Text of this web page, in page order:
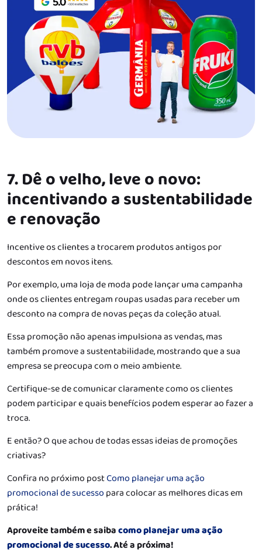
7. Dê o velho, leve o novo:
incentivando a sustentabilidade
e renovação
Incentive os clientes a trocarem produtos antigos por
descontos em novos itens.
Por exemplo, uma loja de moda pode lançar uma campanha
onde os clientes entregam roupas usadas para receber um
desconto na compra de novas peças da coleção atual.
Essa promoção não apenas impulsiona as vendas, mas
também promove a sustentabilidade, mostrando que a sua
empresa se preocupa com o meio ambiente.
Certifique-se de comunicar claramente como os clientes
podem participar e quais benefícios podem esperar ao fazer a
troca.
E então? O que achou de todas essas ideias de promoções
criativas?
Confira no próximo postComo planejar uma ação
promocional de sucesso para colocar as melhores dicas em
prática!
Aproveite também e saibacomo planejar uma ação
promocional de sucesso. Até a próxima!